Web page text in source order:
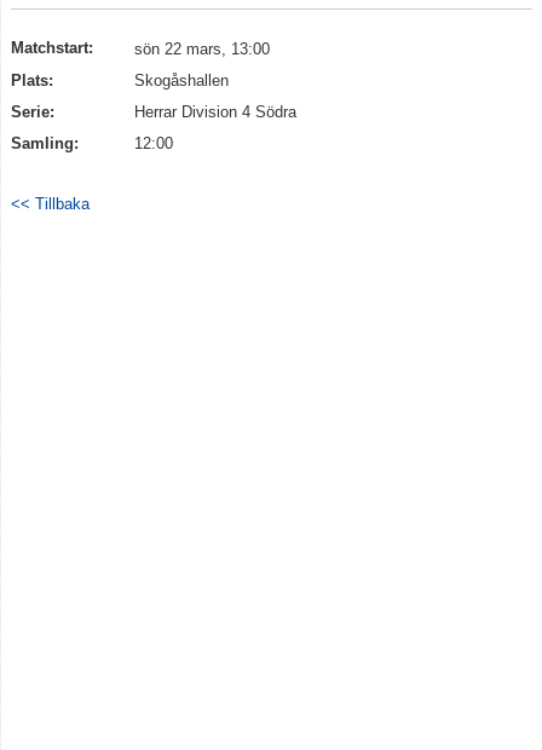
Matchstart:
sön 22 mars, 13:00
Plats:
Skogåshallen
Serie:
Herrar Division 4 Södra
Samling:
12:00
<< Tillbaka